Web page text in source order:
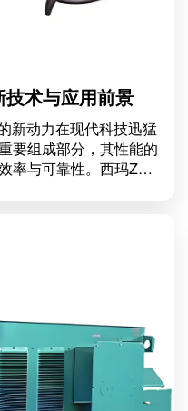
术与应用前景
新动力在现代科技迅猛
要组成部分，其性能的
率与可靠性。西玛ZTP